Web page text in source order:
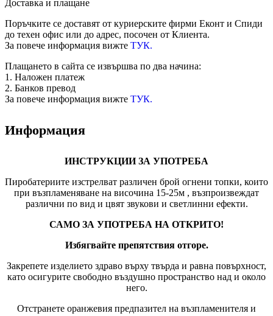
Доставка и плащане
Поръчките се доставят от куриерските фирми Еконт и Спиди
до техен офис или до адрес, посочен от Клиента.
За повече информация вижте ТУК.
Плащането в сайта се извършва по два начина:
1. Наложен платеж
2. Банков превод
За повече информация вижте ТУК.
Информация
ИНСТРУКЦИИ ЗА УПОТРЕБА
Пиробатериите изстрелват различен брой огнени топки, които
при възпламеняване на височина 15-25м , възпроизвеждат
различни по вид и цвят звукови и светлинни ефекти.
САМО ЗА УПОТРЕБА НА ОТКРИТО!
Избягвайте препятствия отгоре.
Закрепете изделието здраво върху твърда и равна повърхност,
като осигурите свободно въздушно пространство над и около
него.
Отстранете оранжевия предпазител на възпламенителя и